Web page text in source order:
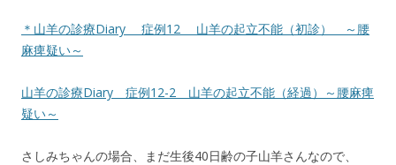
＊山羊の診療Diary 症例12 山羊の起立不能（初診） ～腰
麻痺疑い～
山羊の診療Diary 症例12-2 山羊の起立不能（経過）～腰麻痺
疑い～
さしみちゃんの場合、まだ生後40日齢の子山羊さんなので、